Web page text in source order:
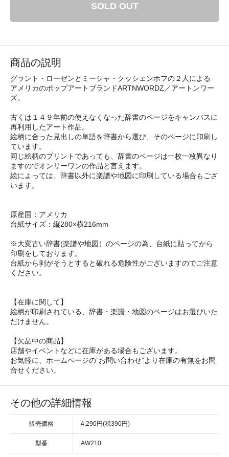
SOLD OUT
商品の説明
グラント・ローゼンとミーシャ・クッシェンホフの２人による
アメリカのポップアートブランドARTNWORDZ／アートンワー
ズ。
古くは１４９年前の使えなくなった辞書のページをキャンバスに
再利用したアート作品。
絵柄に合った見出しの単語を辞書から選び、そのページに印刷し
ています。
同じ絵柄のプリントであっても、辞書のページは一枚一枚異なり
ますのでオンリーワンの作品と言えます。
絵によっては、辞書以外に楽譜や地図に印刷している場合もござ
います。
原産国：アメリカ
台紙サイズ：縦280×横216mm
※大変古い辞書(楽譜や地図）のページの為、台紙に貼ってから
印刷をしております。
台紙から剥がそうとすると破れる危険性がございますのでご注意
ください。
【在庫に関して】
絵柄が印刷されている、辞書・楽譜・地図のページはお選びいた
だけません。
【欠品中の商品】
店舗やイベントなどに在庫がある場合もございます。
お気軽に、ホームページの”お問い合わせ”より在庫の有無をお問
合せください。
その他の詳細情報
販売価格 4,290円(税390円)
型番 AW210